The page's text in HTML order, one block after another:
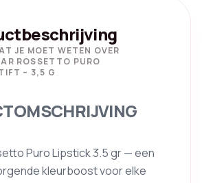
JE MOET WETEN OVER
ROSSETTO PURO
– 3,5 G
Puro Lipstick 3.5 gr — een
kleurboost voor elke